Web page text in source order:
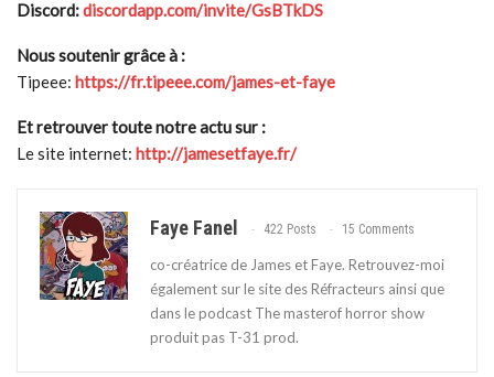
Discord:discordapp.com/invite/GsBTkDS
Nous soutenir grâce à :
Tipeee: https://fr.tipeee.com/james-et-faye
Et retrouver toute notre actu sur :
Le site internet: http://jamesetfaye.fr/
Faye Fanel 422 Posts 15 Comments
co-créatrice de James et Faye. Retrouvez-moi
également sur le site des Réfracteurs ainsi que
dans le podcast The masterof horror show
produit pas T-31 prod.